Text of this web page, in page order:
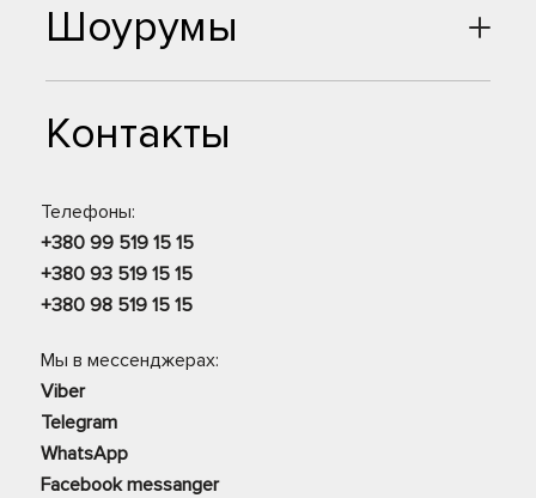
Шоурумы
Контакты
Телефоны:
+380 99 519 15 15
+380 93 519 15 15
+380 98 519 15 15
Мы в мессенджерах:
Viber
Telegram
WhatsApp
Facebook messanger